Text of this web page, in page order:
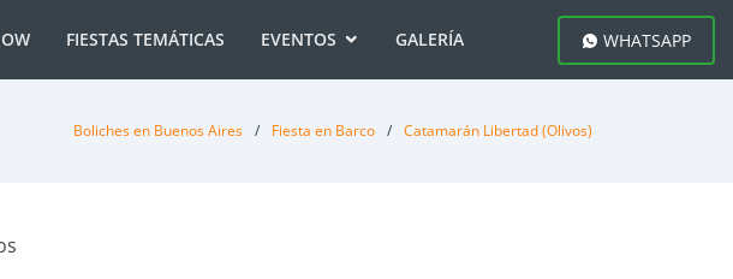
FIESTAS TEMÁTICAS EVENTOS GALERÍA WHATSAPP
Boliches en Buenos Aires Fiesta en Barco Catamarán Libertad (Olivos)